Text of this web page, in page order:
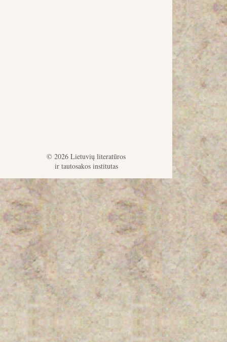
© 2026 Lietuvių literatūros
ir tautosakos institutas